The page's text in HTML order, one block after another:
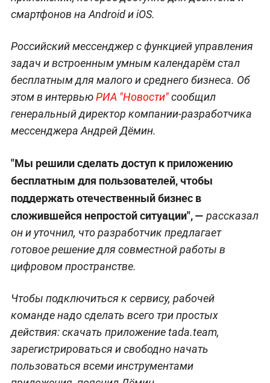
смартфонов на Android и iOS.
Российский мессенджер с функцией управления
задач и встроенным умным календарём стал
бесплатным для малого и среднего бизнеса. Об
этом в интервьюРИА "Новости"сообщил
генеральный директор компании-разработчика
мессенджера Андрей Дёмин.
"Мы решили сделать доступ к приложению
бесплатным для пользователей, чтобы
поддержать отечественный бизнес в
сложившейся непростой ситуации", — рассказал
он и уточнил, что разработчик предлагает
готовое решение для совместной работы в
цифровом пространстве.
Чтобы подключиться к сервису, рабочей
команде надо сделать всего три простых
действия: скачать приложение tada.team,
зарегистрироваться и свободно начать
пользоваться всеми инструментами